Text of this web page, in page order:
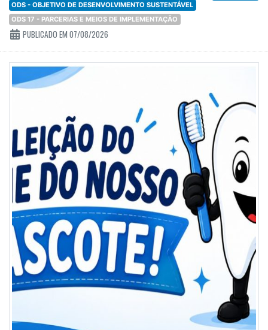
ODS - OBJETIVO DE DESENVOLVIMENTO SUSTENTÁVEL
ODS 17 - PARCERIAS E MEIOS DE IMPLEMENTAÇÃO
PUBLICADO EM 07/08/2026